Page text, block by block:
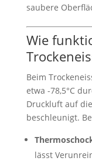
saubere
Wie
Beim
etwa -78,5°C
Druckluft auf
beschleunigt.
lässt